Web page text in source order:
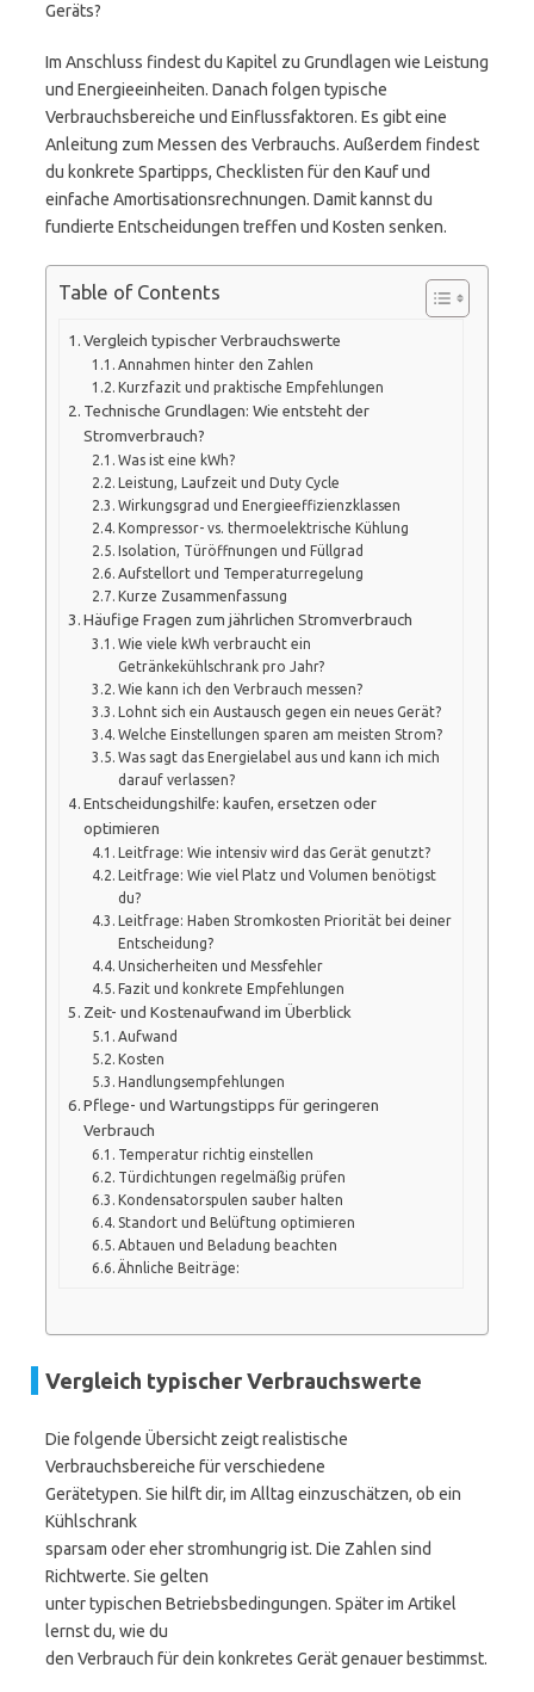
Geräts?
Im Anschluss findest du Kapitel zu Grundlagen wie Leistung
und Energieeinheiten. Danach folgen typische
Verbrauchsbereiche und Einflussfaktoren. Es gibt eine
Anleitung zum Messen des Verbrauchs. Außerdem findest
du konkrete Spartipps, Checklisten für den Kauf und
einfache Amortisationsrechnungen. Damit kannst du
fundierte Entscheidungen treffen und Kosten senken.
Table of Contents
Vergleich typischer Verbrauchswerte
Annahmen hinter den Zahlen
Kurzfazit und praktische Empfehlungen
Technische Grundlagen: Wie entsteht der
Stromverbrauch?
Was ist eine kWh?
Leistung, Laufzeit und Duty Cycle
Wirkungsgrad und Energieeffizienzklassen
Kompressor- vs. thermoelektrische Kühlung
Isolation, Türöffnungen und Füllgrad
Aufstellort und Temperaturregelung
Kurze Zusammenfassung
Häufige Fragen zum jährlichen Stromverbrauch
Wie viele kWh verbraucht ein
Getränkekühlschrank pro Jahr?
Wie kann ich den Verbrauch messen?
Lohnt sich ein Austausch gegen ein neues Gerät?
Welche Einstellungen sparen am meisten Strom?
Was sagt das Energielabel aus und kann ich mich
darauf verlassen?
Entscheidungshilfe: kaufen, ersetzen oder
optimieren
Leitfrage: Wie intensiv wird das Gerät genutzt?
Leitfrage: Wie viel Platz und Volumen benötigst
du?
Leitfrage: Haben Stromkosten Priorität bei deiner
Entscheidung?
Unsicherheiten und Messfehler
Fazit und konkrete Empfehlungen
Zeit- und Kostenaufwand im Überblick
Aufwand
Kosten
Handlungsempfehlungen
Pflege- und Wartungstipps für geringeren
Verbrauch
Temperatur richtig einstellen
Türdichtungen regelmäßig prüfen
Kondensatorspulen sauber halten
Standort und Belüftung optimieren
Abtauen und Beladung beachten
Ähnliche Beiträge:
Vergleich typischer Verbrauchswerte
Die folgende Übersicht zeigt realistische
Verbrauchsbereiche für verschiedene
Gerätetypen. Sie hilft dir, im Alltag einzuschätzen, ob ein
Kühlschrank
sparsam oder eher stromhungrig ist. Die Zahlen sind
Richtwerte. Sie gelten
unter typischen Betriebsbedingungen. Später im Artikel
lernst du, wie du
den Verbrauch für dein konkretes Gerät genauer bestimmst.